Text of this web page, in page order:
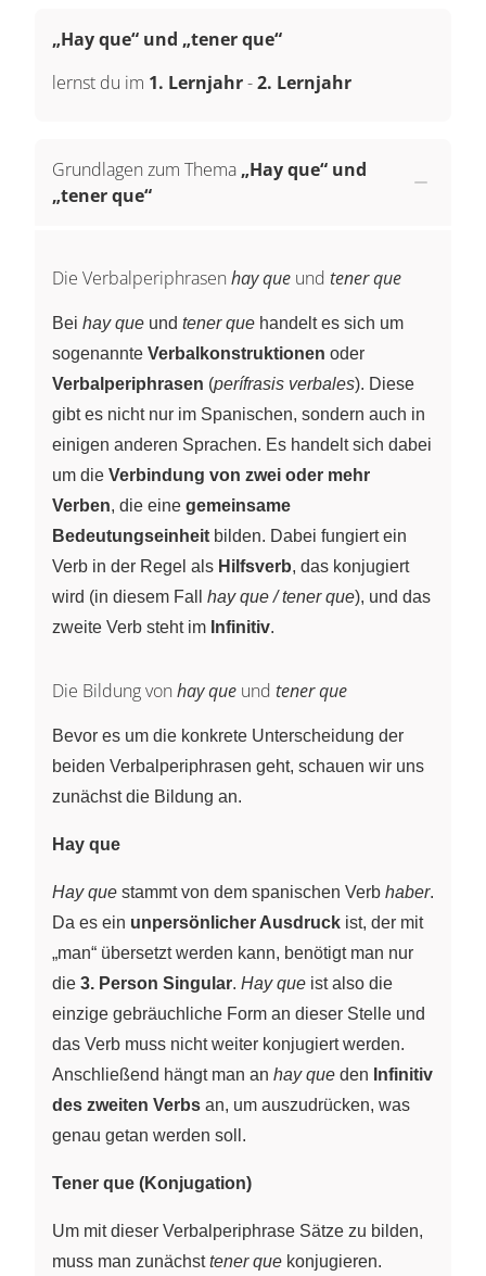
„Hay que“ und „tener que“
lernst du im 1. Lernjahr-2. Lernjahr
Grundlagen zum Thema „Hay que“ und
„tener que“
Die Verbalperiphrasen hay que und tener que
Bei hay que und tener que handelt es sich um
sogenannte Verbalkonstruktionen oder
Verbalperiphrasen (perífrasis verbales). Diese
gibt es nicht nur im Spanischen, sondern auch in
einigen anderen Sprachen. Es handelt sich dabei
um die Verbindung von zwei oder mehr
Verben, die eine gemeinsame
Bedeutungseinheit bilden. Dabei fungiert ein
Verb in der Regel als Hilfsverb, das konjugiert
wird (in diesem Fall hay que / tener que), und das
zweite Verb steht im Infinitiv.
Die Bildung von hay que und tener que
Bevor es um die konkrete Unterscheidung der
beiden Verbalperiphrasen geht, schauen wir uns
zunächst die Bildung an.
Hay que
Hay que stammt von dem spanischen Verb haber.
Da es ein unpersönlicher Ausdruck ist, der mit
„man“ übersetzt werden kann, benötigt man nur
die 3. Person Singular. Hay que ist also die
einzige gebräuchliche Form an dieser Stelle und
das Verb muss nicht weiter konjugiert werden.
Anschließend hängt man an hay que den Infinitiv
des zweiten Verbs an, um auszudrücken, was
genau getan werden soll.
Tener que (Konjugation)
Um mit dieser Verbalperiphrase Sätze zu bilden,
muss man zunächsttener que konjugieren.